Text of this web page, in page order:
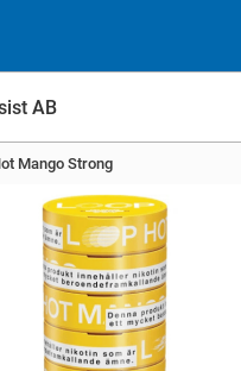
Mango Strong